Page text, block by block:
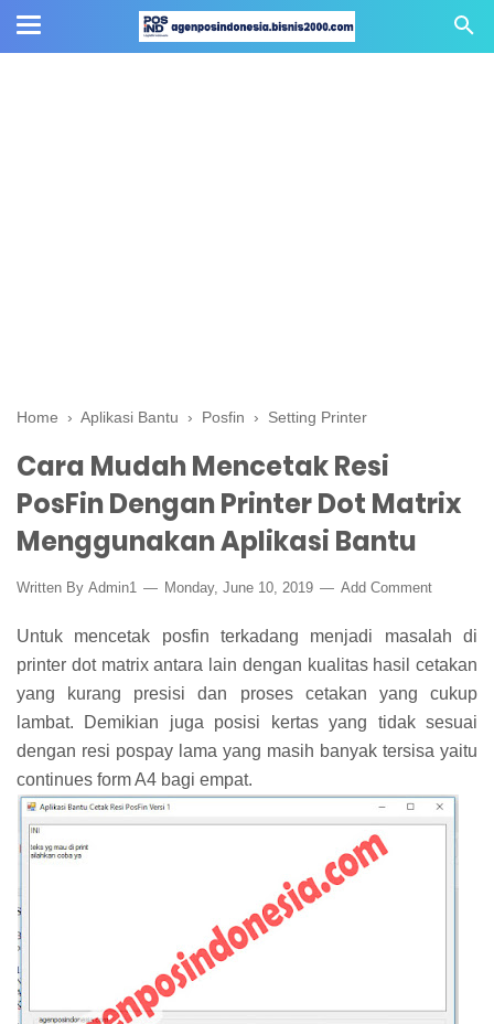
Home › Aplikasi Bantu › Posfin › Setting Printer
Cara Mudah Mencetak Resi
PosFin Dengan Printer Dot Matrix
Menggunakan Aplikasi Bantu
Written By Admin1 Monday, June 10, 2019 Add Comment
Untuk mencetak posfin terkadang menjadi masalah di
printer dot matrix antara lain dengan kualitas hasil cetakan
yang kurang presisi dan proses cetakan yang cukup
lambat. Demikian juga posisi kertas yang tidak sesuai
dengan resi pospay lama yang masih banyak tersisa yaitu
continues form A4 bagi empat.